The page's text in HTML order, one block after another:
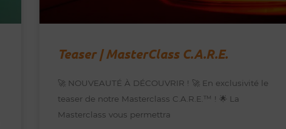
Teaser | MasterClass C.A.R.E.
🚀 NOUVEAUTÉ À DÉCOUVRIR ! 🚀 En exclusivité le
teaser de notre Masterclass C.A.R.E.™️ ! 🌟 La
Masterclass vous permettra